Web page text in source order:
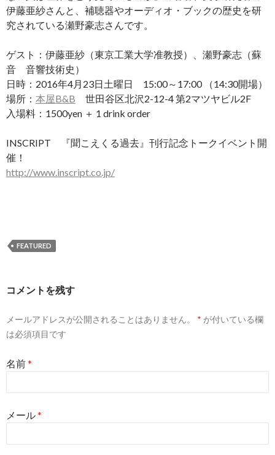
伊藤亜紗さんと、補聴器やオーディオ・ブックの歴史を研
究されている瀬野豪志さんです。
ゲスト：伊藤亜紗（東京工業大学准教授）、瀬野豪志（蘇
音 音響技術史）
日時：2016年4月23日土曜日 15:00～17:00 （14:30開場）
場所： 本屋B&B 世田谷区北沢2-12-4 第2マツヤビル2F
入場料：1500yen ＋ 1 drink order
INSCRIPT 『聞こえくる過去』刊行記念トークイベント開
催！
http://www.inscript.co.jp/
FEATURED
投
稿
ナ
ー
シ
コメントを残す
メールアドレスが公開されることはありません。 * が付いている欄
は必須項目です
名前*
メール*